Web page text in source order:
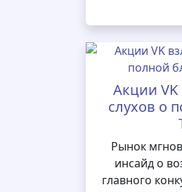
Акции
слухов о
Рынок
инсайд о
главного